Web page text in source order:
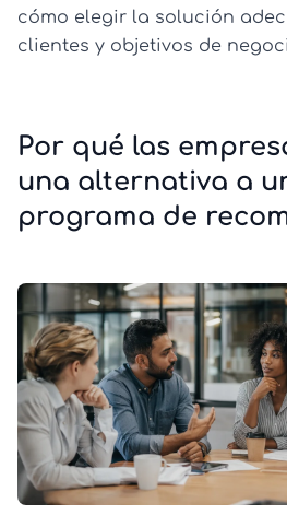
cómo elegir la solución
clientes y objetivos de
Por qué las
una alternativa a
programa de